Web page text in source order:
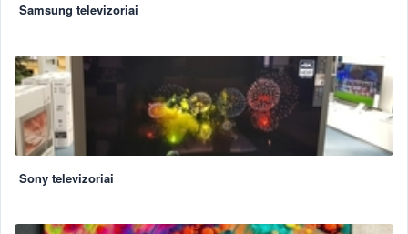
Samsung televizoriai
Sony televizoriai